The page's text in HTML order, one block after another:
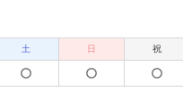
土 日 祝